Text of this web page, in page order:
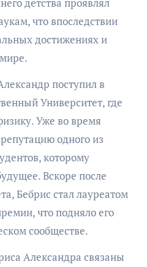
что впоследствии
достижениях и
поступил в
Университет, где
Уже во время
одного из
которому
Вскоре после
Бебрис стал лауреатом
что подняло его
сообществе.
Александра связаны